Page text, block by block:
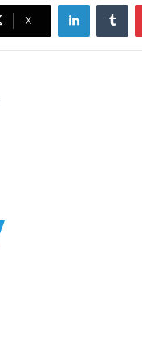
X
LinkedIn